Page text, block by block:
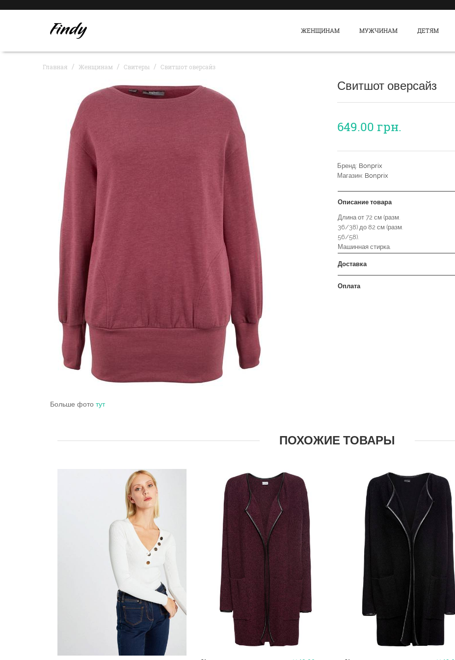
ЖЕНЩИНАМ МУЖЧИНАМ ДЕТЯМ
Главная Женщинам Свитеры Свитшот оверсайз
Больше фото тут
Свитшот оверсайз
649.00 грн.
Бренд: Bonprix
Магазин: Bonprix
Описание товара
Длина от 72 см (разм.
36/38) до 82 см (разм.
56/58).
Машинная стирка.
Доставка
Оплата
ПОХОЖИЕ ТОВАРЫ